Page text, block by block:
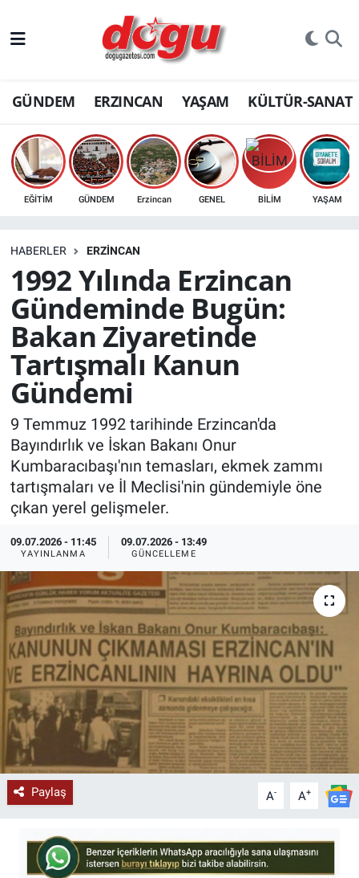
GÜNDEM ERZINCAN YAŞAM KÜLTÜR-SANAT
EĞİTİM GÜNDEM Erzincan GENEL BİLİM YAŞAM
HABERLER ERZINCAN
1992 Yılında Erzincan
Gündeminde Bugün:
Bakan Ziyaretinde
Tartışmalı Kanun
Gündemi
9 Temmuz 1992 tarihinde Erzincan'da
Bayındırlık ve İskan Bakanı Onur
Kumbaracıbaşı'nın temasları, ekmek zammı
tartışmaları ve İl Meclisi'nin gündemiyle öne
çıkan yerel gelişmeler.
09.07.2026 - 11:45
YAYINLANMA
09.07.2026 - 13:49
GÜNCELLEME
Paylaş A- A+
ERZINCAN
GÜNDEM
ERZİNCAN FOTOĞRAFLARI
SAĞLIK
EKONOMİ
Bilim, teknoloji
GENEL
KÜLTÜR-SANAT
Yerel Haber
Politika
SPOR
YAŞAM
RESMİ İLAN